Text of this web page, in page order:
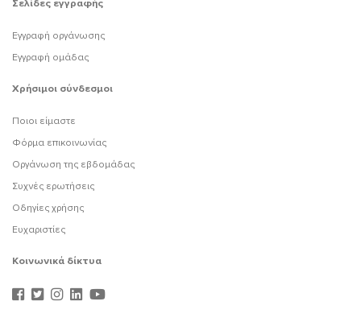
Σελίδες εγγραφής
Εγγραφή οργάνωσης
Εγγραφή ομάδας
Χρήσιμοι σύνδεσμοι
Ποιοι είμαστε
Φόρμα επικοινωνίας
Οργάνωση της εβδομάδας
Συχνές ερωτήσεις
Οδηγίες χρήσης
Ευχαριστίες
Κοινωνικά δίκτυα